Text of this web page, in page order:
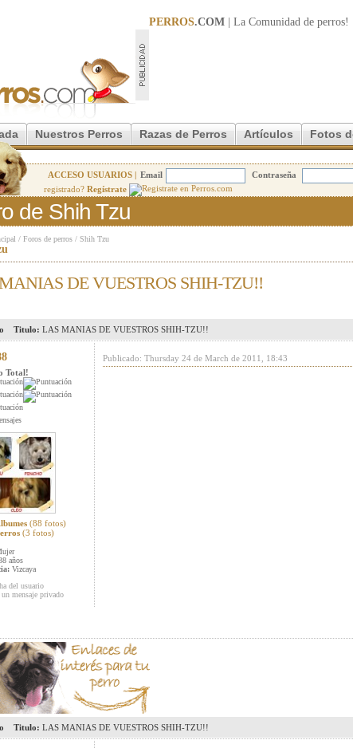
PERROS.COM | La Comunidad de perros!
Nuestros Perros Razas de Perros Artículos Fotos
ACCESO USUARIOS | Email Contraseña
registrado? Regístrate
de Shih Tzu
/ Foros de perros / Shih Tzu
DE VUESTROS SHIH-TZU!!
Titulo: LAS MANIAS DE VUESTROS SHIH-TZU!!
Total!
(88 fotos)
(3 fotos)
años
Vizcaya
del usuario
mensaje privado
Publicado: Thursday 24 de March de 2011, 18:43
Titulo: LAS MANIAS DE VUESTROS SHIH-TZU!!